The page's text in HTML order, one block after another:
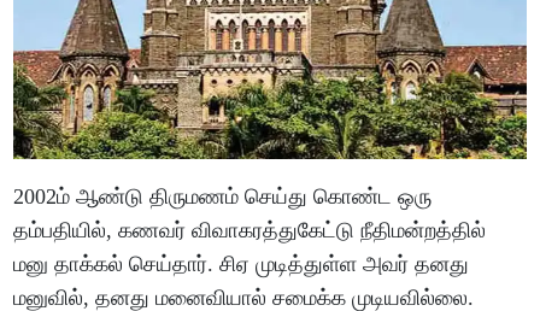
2002ம் ஆண்டு திருமணம் செய்து கொண்ட ஒரு
தம்பதியில், கணவர் விவாகரத்துகேட்டு நீதிமன்றத்தில்
மனு தாக்கல் செய்தார். சிஏ முடித்துள்ள அவர் தனது
மனுவில், தனது மனைவியால் சமைக்க முடியவில்லை.